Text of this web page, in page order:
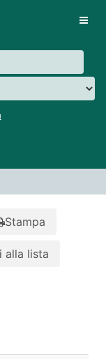
Stampa
alla lista